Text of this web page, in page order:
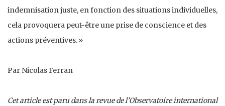
indemnisation juste, en fonction des situations individuelles,
cela provoquera peut-être une prise de conscience et des
actions préventives. »
Par Nicolas Ferran
Cet article est paru dans la revue de l’Observatoire international